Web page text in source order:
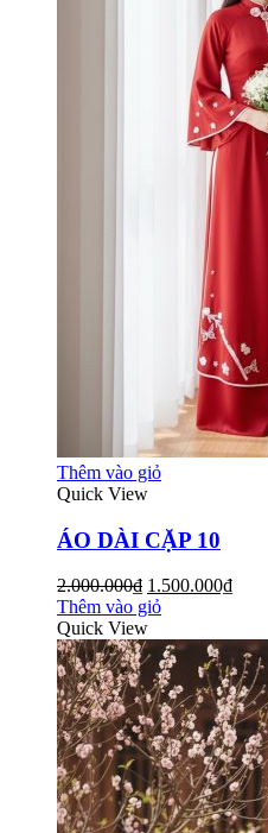
Thêm vào giỏ
Quick View
ÁO DÀI CẶP 10
2.000.000₫ 1.500.000₫
Thêm vào giỏ
Quick View